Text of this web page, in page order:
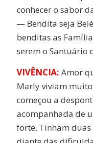
conhecer o sabor
— Bendita seja
benditas as
serem o Santuário
VIVÊNCIA: Amor
Marly viviam
começou a
acompanhada de
forte. Tinham duas